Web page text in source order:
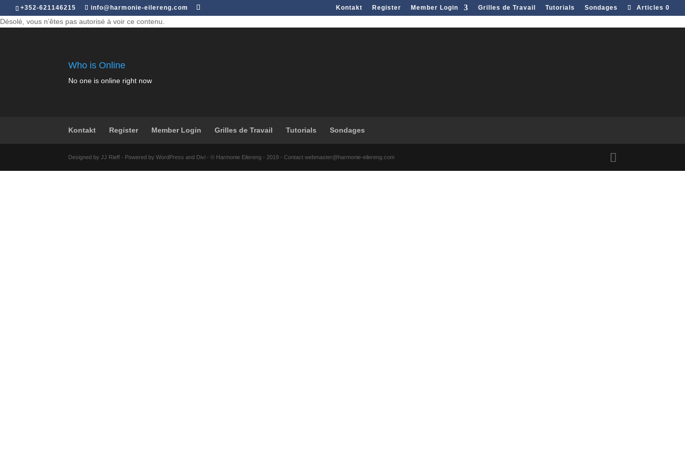
+352-621146215 info@harmonie-eilereng.com Kontakt Register Member Login Grilles de Travail Tutorials Sondages Articles 0
Désolé, vous n’êtes pas autorisé à voir ce contenu.
Who is Online
No one is online right now
Kontakt Register Member Login Grilles de Travail Tutorials Sondages
Designed by JJ Rieff - Powered by WordPress and Divi - © Harmonie Eilereng - 2019 - Contact webmaster@harmonie-eilereng.com